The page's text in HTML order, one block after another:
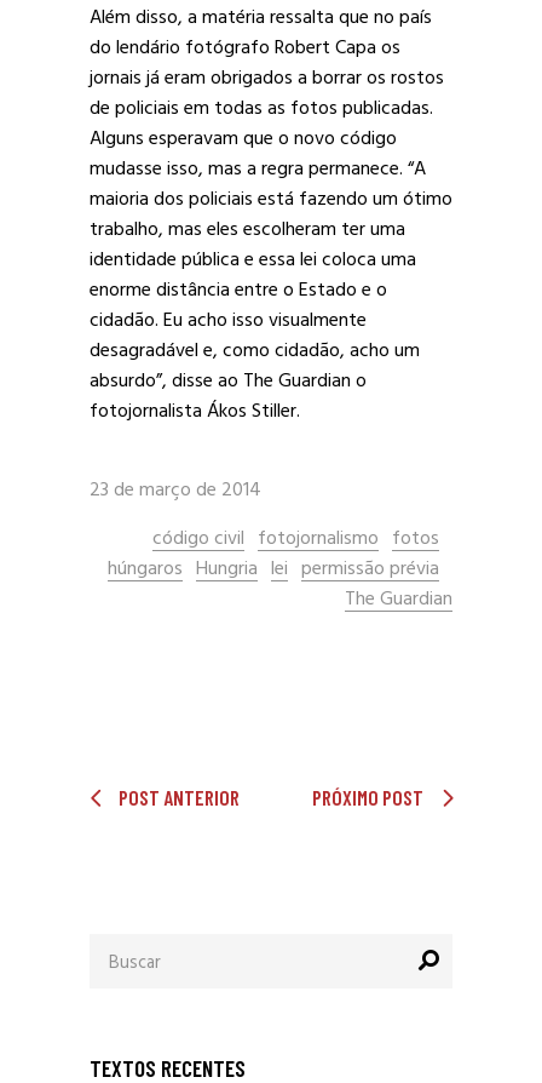
Além disso, a matéria ressalta que no país
do lendário fotógrafo Robert Capa os
jornaisjá eram obrigados a borrar os rostos
de policiais em todas as fotos publicadas.
Alguns esperavam que o novo código
mudasse isso, mas a regra permanece. “A
maioria dos policiais está fazendo um ótimo
trabalho, mas eles escolheram ter uma
identidade pública e essa lei coloca uma
enorme distância entre o Estado e o
cidadão. Eu acho isso visualmente
desagradável e, como cidadão, acho um
absurdo”, disse ao The Guardian o
fotojornalista ÁkosStiller.
23 de março de 2014
código civil fotojornalismo fotos
húngaros Hungria lei permissão prévia
The Guardian
POST ANTERIOR PRÓXIMO POST
por:
TEXTOS RECENTES